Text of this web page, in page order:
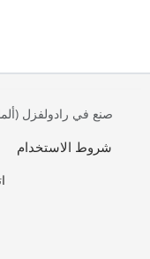
صنع في رادولفزل
شروط الاستخدام